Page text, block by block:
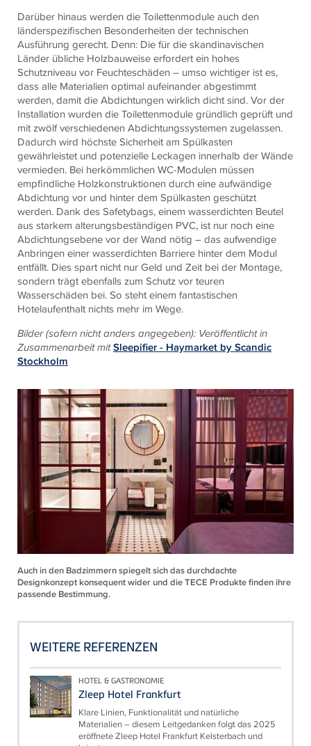
Darüber hinaus werden die Toilettenmodule auch den
länderspezifischen Besonderheiten der technischen
Ausführung gerecht. Denn: Die für die skandinavischen
Länder übliche Holzbauweise erfordert ein hohes
Schutzniveau vor Feuchteschäden – umso wichtiger ist es,
dass alle Materialien optimal aufeinander abgestimmt
werden, damit die Abdichtungen wirklich dicht sind. Vor der
Installation wurden die Toilettenmodule gründlich geprüft und
mit zwölf verschiedenen Abdichtungssystemen zugelassen.
Dadurch wird höchste Sicherheit am Spülkasten
gewährleistet und potenzielle Leckagen innerhalb der Wände
vermieden. Bei herkömmlichen WC-Modulen müssen
empfindliche Holzkonstruktionen durch eine aufwändige
Abdichtung vor und hinter dem Spülkasten geschützt
werden. Dank des Safetybags, einem wasserdichten Beutel
aus starkem alterungsbeständigen PVC, ist nur noch eine
Abdichtungsebene vor der Wand nötig – das aufwendige
Anbringen einer wasserdichten Barriere hinter dem Modul
entfällt. Dies spart nicht nur Geld und Zeit bei der Montage,
sondern trägt ebenfalls zum Schutz vor teuren
Wasserschäden bei. So steht einem fantastischen
Hotelaufenthalt nichts mehr im Wege.
Bilder (sofern nicht anders angegeben): Veröffentlicht in
Zusammenarbeit mitSleepifier - Haymarket by Scandic
Stockholm
Auch in den Badzimmern spiegelt sich das durchdachte
Designkonzept konsequent wider und die TECE Produkte finden ihre
passende Bestimmung.
WEITERE REFERENZEN
HOTEL & GASTRONOMIE
Zleep Hotel Frankfurt
Klare Linien, Funktionalität und natürliche
Materialien – diesem Leitgedanken folgt das 2025
eröffnete Zleep Hotel Frankfurt Kelsterbach und